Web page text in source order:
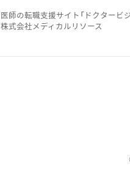
医師の転職支援サイト「ドクタービ
株式会社メディカルリソース